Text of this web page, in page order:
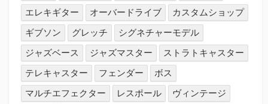
エレキギター
オーバードライブ
カスタムショップ
ギブソン
グレッチ
シグネチャーモデル
ジャズベース
ジャズマスター
ストラトキャスター
テレキャスター
フェンダー
ボス
マルチエフェクター
レスポール
ヴィンテージ